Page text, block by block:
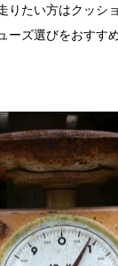
りたい方はクッシ
ズ選びをおすすめ